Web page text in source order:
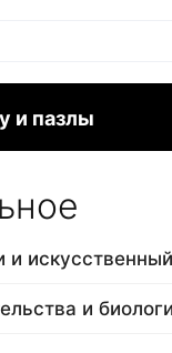
и пазлы